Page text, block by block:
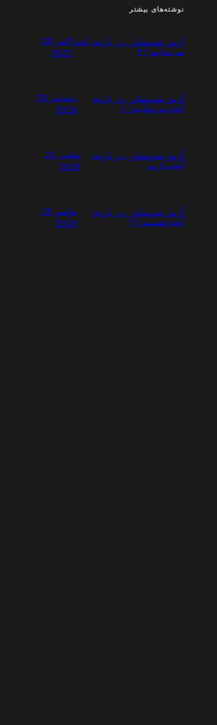
نوشته‌های بیشتر
ارتور شوپنهاور . در باره‌ی آنچه
می‌نماییم / ۲
اکتبر 20,
2022
آرتور شوپنهاور . در باره‌ی
آنچه می‌نماییم / ۱
دسامبر 25,
2018
آرتور شوپنهاور . در باره‌ی
آنچه داریم
نوامبر 21,
2018
آرتور شوپنهاور . در باره‌ی
آنچه هستیم / ۲
نوامبر 15,
2018